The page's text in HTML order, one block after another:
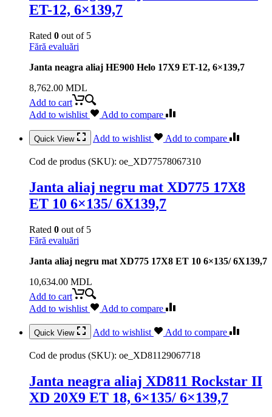
ET-12, 6×139,7
Rated 0 out of 5
Fără evaluări
Janta neagra aliaj HE900 Helo 17X9 ET-12, 6×139,7
8,762.00 MDL
Add to cart
Add to wishlist
Add to compare
Quick View Add to wishlist Add to compare
Cod de produs (SKU): oe_XD77578067310
Janta aliaj negru mat XD775 17X8
ET 10 6×135/ 6X139,7
Rated 0 out of 5
Fără evaluări
Janta aliaj negru mat XD775 17X8 ET 10 6×135/ 6X139,7
10,634.00 MDL
Add to cart
Add to wishlist
Add to compare
Quick View Add to wishlist Add to compare
Cod de produs (SKU): oe_XD81129067718
Janta neagra aliaj XD811 Rockstar II
XD 20X9 ET 18, 6×135/ 6×139,7